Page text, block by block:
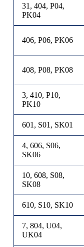
31, 404, P04,
PK04
406, P06, PK06
408, P08, PK08
3, 410, P10,
PK10
601, S01, SK01
4, 606, S06,
SK06
10, 608, S08,
SK08
610, S10, SK10
7, 804, U04,
UK04